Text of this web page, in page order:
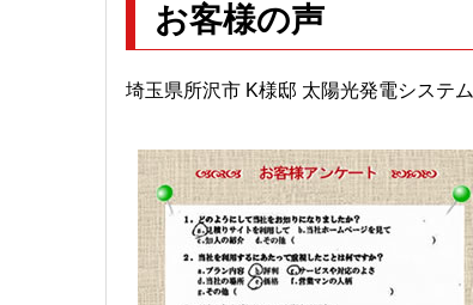
お客様の声
埼玉県所沢市 K様邸 太陽光発電システム